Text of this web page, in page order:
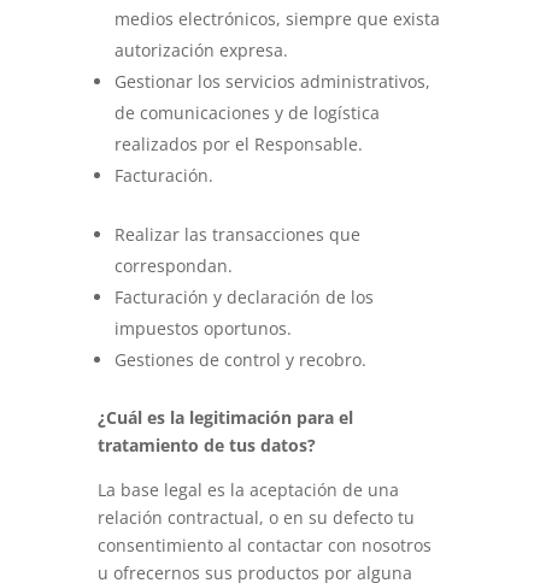
medios electrónicos, siempre que exista
autorización expresa.
Gestionar los servicios administrativos,
de comunicaciones y de logística
realizados por el Responsable.
Facturación.
Realizar las transacciones que
correspondan.
Facturación y declaración de los
impuestos oportunos.
Gestiones de control y recobro.
¿Cuál es la legitimación para el
tratamiento de tus datos?
La base legal es la aceptación de una
relación contractual, o en su defecto tu
consentimiento al contactar con nosotros
u ofrecernos sus productos por alguna